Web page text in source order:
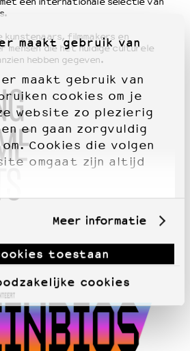
maakt gebruik van
maakt gebruik van
cookies om je
website zo plezierig
en gaan zorgvuldig
Cookies die volgen
omgaat zijn altijd
Meer informatie
toestaan
cookies
– VNPF
kunstenaars, filmmakers en
die het huidige culturele
hebben gegeven.